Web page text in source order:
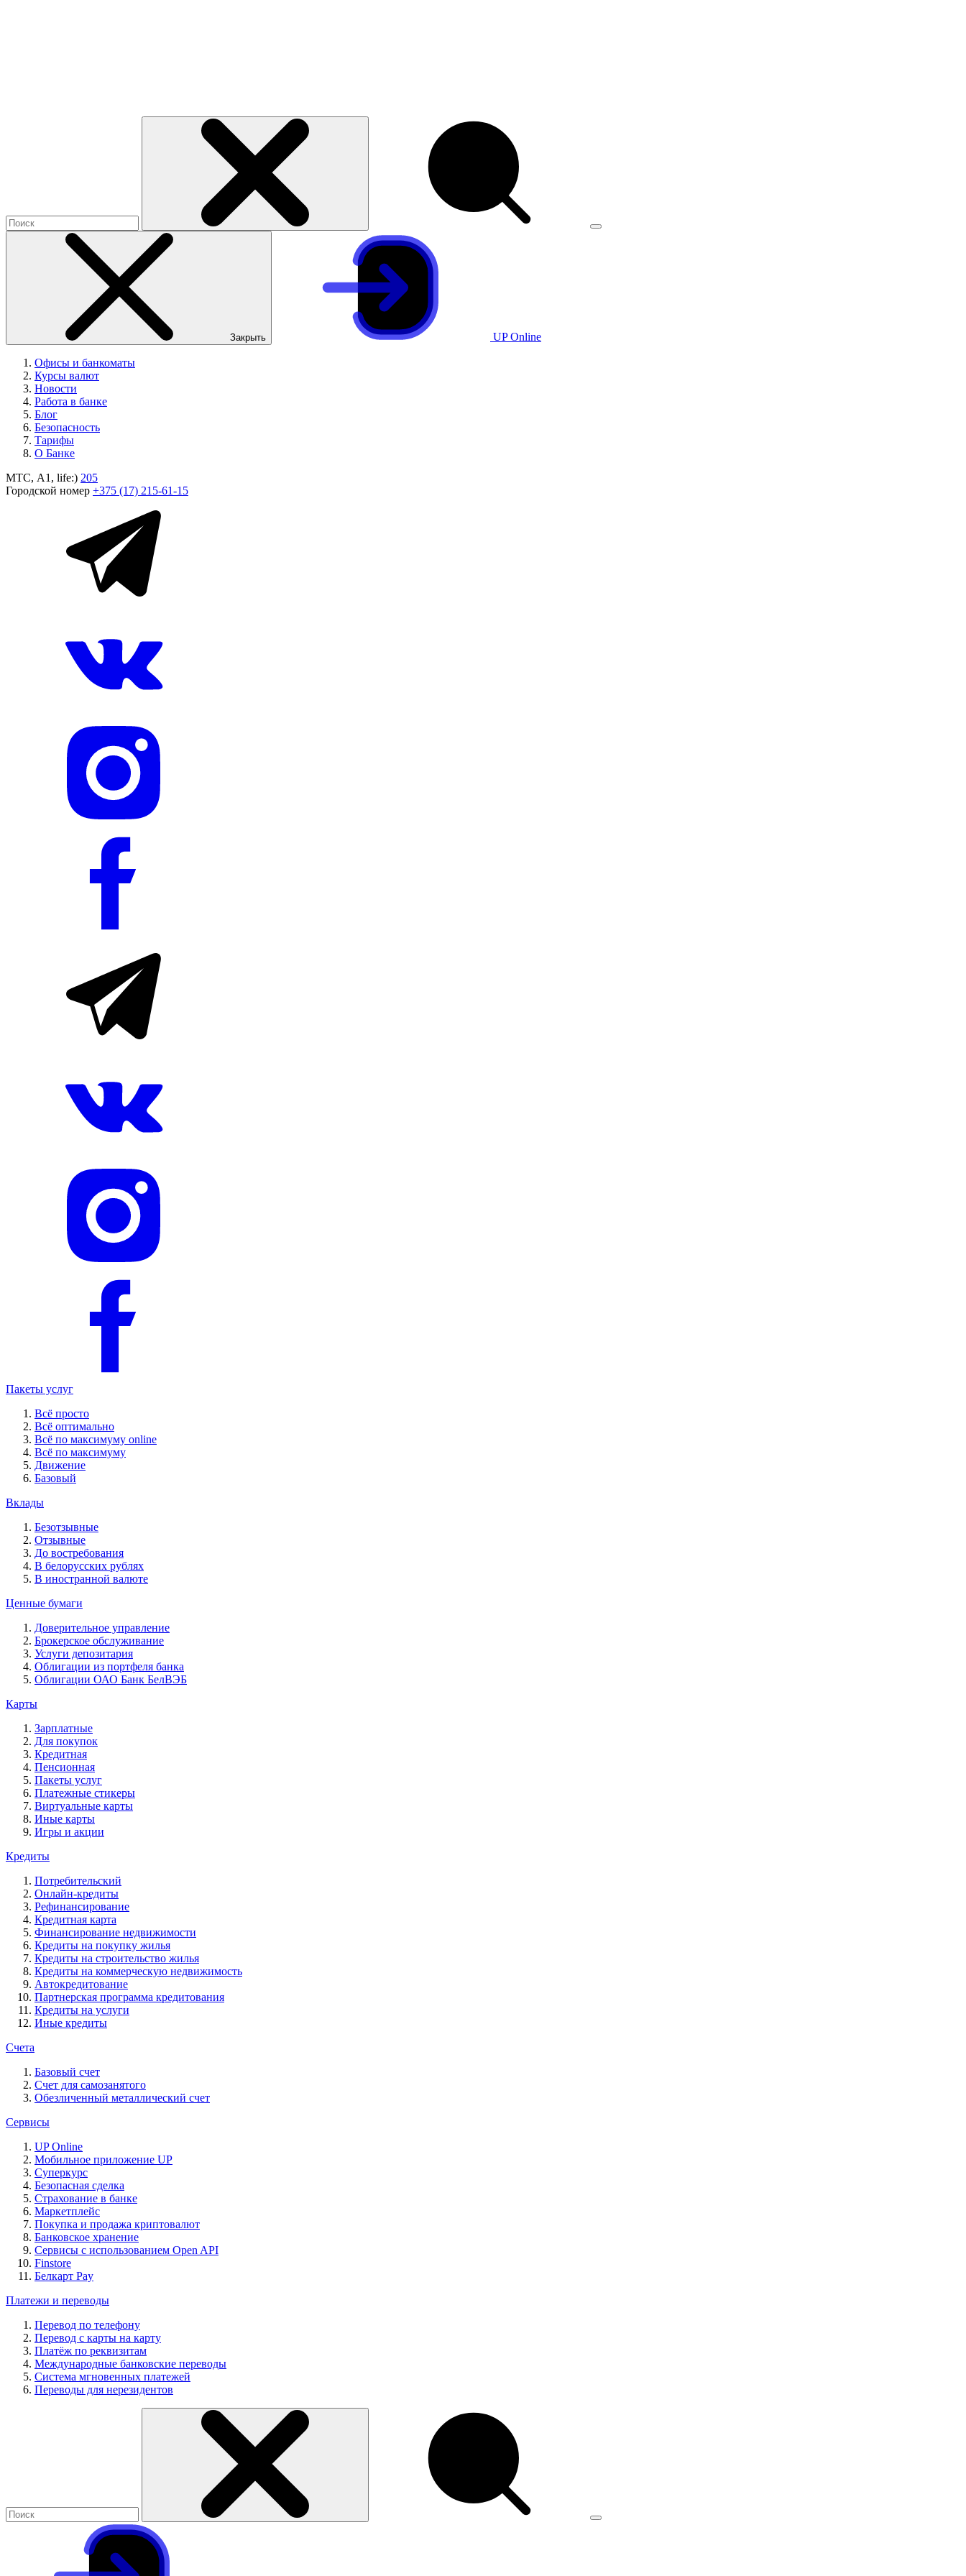
Закрыть UP Online
Офисы и банкоматы
Курсы валют
Новости
Работа в банке
Блог
Безопасность
Тарифы
О Банке
МТС, A1, life:) 205
Городской номер +375 (17) 215-61-15
Пакеты услуг
Всё просто
Всё оптимально
Всё по максимуму online
Всё по максимуму
Движение
Базовый
Вклады
Безотзывные
Отзывные
До востребования
В белорусских рублях
В иностранной валюте
Ценные бумаги
Доверительное управление
Брокерское обслуживание
Услуги депозитария
Облигации из портфеля банка
Облигации ОАО Банк БелВЭБ
Карты
Зарплатные
Для покупок
Кредитная
Пенсионная
Пакеты услуг
Платежные стикеры
Виртуальные карты
Иные карты
Игры и акции
Кредиты
Потребительский
Онлайн-кредиты
Рефинансирование
Кредитная карта
Финансирование недвижимости
Кредиты на покупку жилья
Кредиты на строительство жилья
Кредиты на коммерческую недвижимость
Автокредитование
Партнерская программа кредитования
Кредиты на услуги
Иные кредиты
Счета
Базовый счет
Счет для самозанятого
Обезличенный металлический счет
Сервисы
UP Online
Мобильное приложение UP
Суперкурс
Безопасная сделка
Страхование в банке
Маркетплейс
Покупка и продажа криптовалют
Банковское хранение
Сервисы с использованием Open API
Finstore
Белкарт Pay
Платежи и переводы
Перевод по телефону
Перевод с карты на карту
Платёж по реквизитам
Международные банковские переводы
Система мгновенных платежей
Переводы для нерезидентов